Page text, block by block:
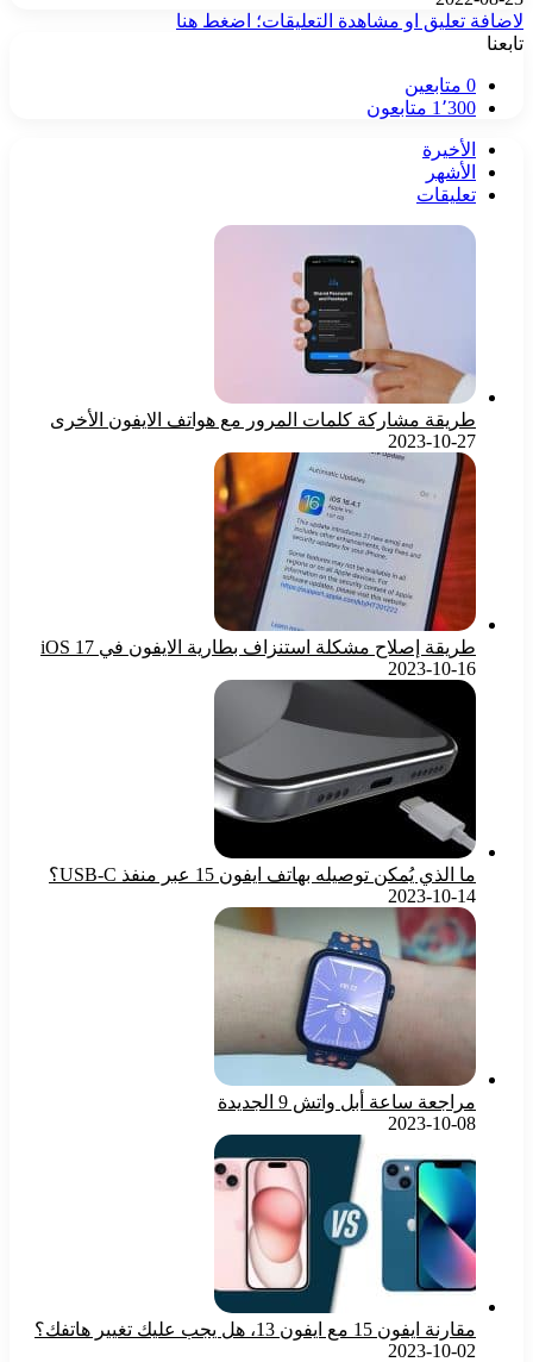
لاضافة تعليق او مشاهدة التعليقات؛ اضغط هنا
تابعنا
0 متابعين
1٬300 متابعون
الأخيرة
الأشهر
تعليقات
طريقة مشاركة كلمات المرور مع هواتف الايفون الأخرى
2023-10-27
طريقة إصلاح مشكلة استنزاف بطارية الايفون في iOS 17
2023-10-16
ما الذي يُمكن توصيله بهاتف ايفون 15 عبر منفذ USB-C؟
2023-10-14
مراجعة ساعة أبل واتش 9 الجديدة
2023-10-08
مقارنة ايفون 15 مع ايفون 13، هل يجب عليك تغيير هاتفك؟
2023-10-02